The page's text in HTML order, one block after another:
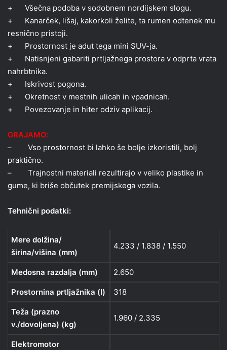
+ Všečna podoba v sodobnem nordijskem slogu.
+ Kanarček, lišaj, kakorkoli želite, ta rumen odtenek mu
resnično pristoji.
+ Prostornost je adut tega mini SUV-ja.
+ Natisnjeni gabariti prtljažnega prostora v odprta vrata
nahrbtnika.
+ Iskrivost pogona.
+ Okretnost v mestnih ulicah in vpadnicah.
+ Povezovanje in hiter odziv aplikacij.
GRAJAMO:
– Vso prostornost bi lahko še bolje izkoristili, bolj
praktično.
– Trajnostni materiali rezultirajo v veliko plastike in
gume, ki briše občutek premijskega vozila.
Tehnični podatki:
Mere dolžina/
širina/višina (mm)
4.233 / 1.838 / 1.550
Medosna razdalja (mm) 2.650
Prostornina prtljažnika (l) 318
Teža (prazno
v./dovoljena) (kg)
1.960 / 2.335
Elektromotor